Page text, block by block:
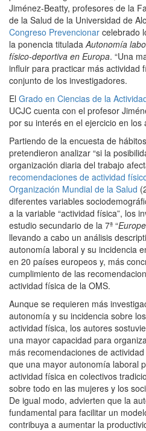
Jiménez-Beatty, profesores de la
de la Salud de la Universidad de
Congreso Prevencionar celebrado
la ponencia titulada Autonomía
físico-deportiva en Europa. “Una
influir para practicar más actividad
conjunto de los investigadores.
El Grado en Ciencias de la
UCJC cuenta con el profesor
por su interés en el ejercicio en los
Partiendo de la encuesta de
pretendieron analizar “si la
organización diaria del trabajo
recomendaciones de actividad
Organización Mundial de la Salud
diferentes variables
a la variable “actividad física”, los
estudio secundario de la 7ª “
llevando a cabo un análisis
autonomía laboral y su incidencia
en 20 países europeos y, más
cumplimiento de las
actividad física de la OMS.
Aunque se requieren más
autonomía y su incidencia sobre
actividad física, los autores
una mayor capacidad para
más recomendaciones de
que una mayor autonomía laboral
actividad física en colectivos
sobre todo en las mujeres y los
De igual modo, advierten que la
fundamental para facilitar un
contribuya a aumentar la